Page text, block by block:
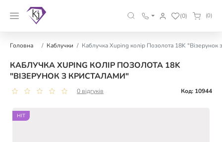
(0) (0)
Головна Каблучки Каблучка Xuping колір Позолота 18K "Візерунок
КАБЛУЧКА XUPING КОЛІР ПОЗОЛОТА 18K
"ВІЗЕРУНОК З КРИСТАЛАМИ"
0 відгуків Код: 10944
HIT
HIT